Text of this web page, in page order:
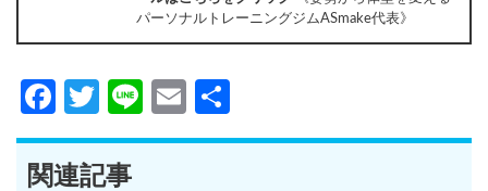
パーソナルトレーニングジムASmake代表》
Facebook
Twitter
LineEmail
有
関連記事